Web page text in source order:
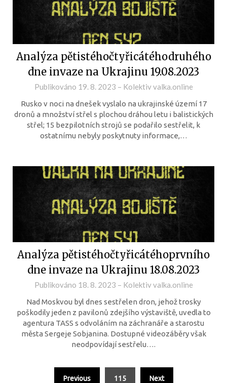
Analýza pětistéhočtyřicátéhodruhého
dne invaze na Ukrajinu 19.08.2023
Publikováno 19. 8. 2023 – Kolektiv valka.online
Rusko v noci na dnešek vyslalo na ukrajinské území 17
dronů a množství střel s plochou dráhou letu i balistických
střel; 15 bezpilotních strojů se podařilo sestřelit, k
ostatnímu nebyly poskytnuty informace,…
Analýza pětistéhočtyřicátéhoprvního
dne invaze na Ukrajinu 18.08.2023
Publikováno 18. 8. 2023 – Kolektiv valka.online
Nad Moskvou byl dnes sestřelen dron, jehož trosky
poškodily jeden z pavilonů zdejšího výstaviště, uvedla to
agentura TASS s odvoláním na záchranáře a starostu
města Sergeje Sobjanina. Dostupné videozáběry však
neodpovídají sestřelu….
Previous 115 Next